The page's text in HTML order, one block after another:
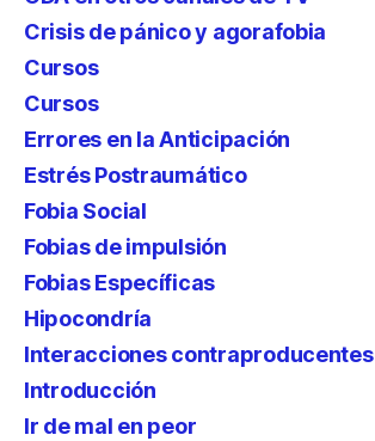
Crisis de pánico y agorafobia
Cursos
Cursos
Errores en la Anticipación
Estrés Postraumático
Fobia Social
Fobias de impulsión
Fobias Específicas
Hipocondría
Interacciones contraproducentes
Introducción
Ir de mal en peor